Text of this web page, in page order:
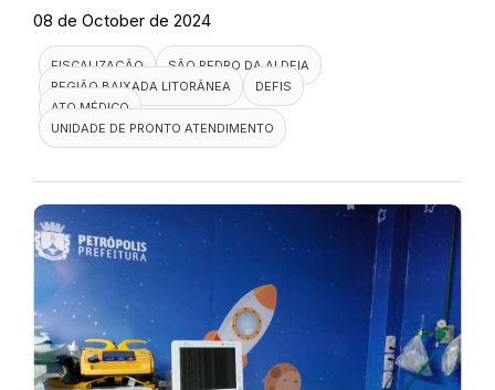
08 de October de 2024
FISCALIZAÇÃO
SÃO PEDRO DA ALDEIA
REGIÃO BAIXADA LITORÂNEA
DEFIS
ATO MÉDICO
UNIDADE DE PRONTO ATENDIMENTO